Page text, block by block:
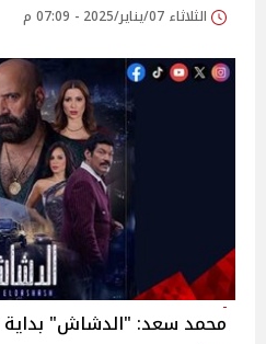
الثلاثاء 07/يناير/2025 - 07:09 م
محمد سعد: "الدشاش" بداية